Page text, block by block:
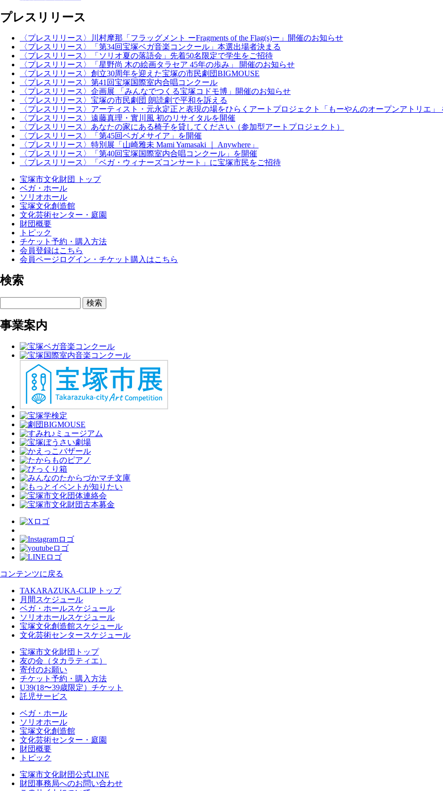
プレスリリース
〈プレスリリース〉川村摩那「フラッグメント ーFragments of the Flag(s)ー」開催のお知らせ
〈プレスリリース〉「第34回宝塚ベガ音楽コンクール」本選出場者決まる
〈プレスリリース〉「ソリオ夏の落語会」先着50名限定で学生をご招待
〈プレスリリース〉「星野尚 木の絵画タラセア 45年の歩み」 開催のお知らせ
〈プレスリリース〉創立30周年を迎えた宝塚の市民劇団BIGMOUSE
〈プレスリリース〉第41回宝塚国際室内合唱コンクール
〈プレスリリース〉企画展 「みんなでつくる宝塚コドモ博」開催のお知らせ
〈プレスリリース〉宝塚の市民劇団 朗読劇で平和を訴える
〈プレスリリース〉アーティスト・元永定正と表現の場をひらくアートプロジェクト「もーやんのオープンアトリエ」
〈プレスリリース〉遠藤真理・實川風 初のリサイタルを開催
〈プレスリリース〉あなたの家にある椅子を貸してください（参加型アートプロジェクト）
〈プレスリリース〉「第45回ベガメサイア」を開催
〈プレスリリース〉特別展「山崎雅未 Mami Yamasaki ｜ Anywhere」
〈プレスリリース〉「第40回宝塚国際室内合唱コンクール」を開催
〈プレスリリース〉「ベガ・ウィナーズコンサート」に宝塚市民をご招待
宝塚市文化財団 トップ
ベガ・ホール
ソリオホール
宝塚文化創造館
文化芸術センター・庭園
財団概要
トピック
チケット予約・購入方法
会員登録はこちら
会員ページログイン・チケット購入はこちら
検索
検索
事業案内
コンテンツに戻る
TAKARAZUKA-CLIP トップ
月間スケジュール
ベガ・ホールスケジュール
ソリオホールスケジュール
宝塚文化創造館スケジュール
文化芸術センタースケジュール
宝塚市文化財団トップ
友の会（タカラティエ）
寄付のお願い
チケット予約・購入方法
U39(18〜39歳限定）チケット
託児サービス
ベガ・ホール
ソリオホール
宝塚文化創造館
文化芸術センター・庭園
財団概要
トピック
宝塚市文化財団公式LINE
財団事務局へのお問い合わせ